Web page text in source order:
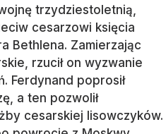
trzydziestoletnią,
cesarzowi księcia
Bethlena. Zamierzając
rzucił on wyzwanie
Ferdynand poprosił
a ten pozwolił
cesarskiej lisowczyków.